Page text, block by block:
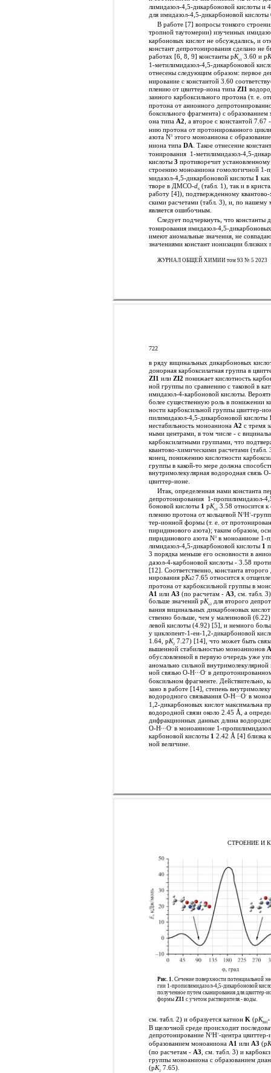
лимидазол-4,5-дикарбоновой кислоты и
для имидазол-4,5-дикарбоновой кислоты
В работе [7] вопросы тонкого
тропной таутомерии) изученных
карбоновых кислот не обсуждались, и
констант депротонирования сделано не
работах [6, 8, 9] константы pKa1 3.60 и pK
1-метилимидазол-4,5-дикарбоновой
отнесены следующим образом: первое
нирование с константой 3.60
плению от цвиттер-иона типа ZI1
занного карбоксильного протона (т. е.
протона от анионного
боксильного фрагмента) с
она типа А2 , а второе с константой 7.67
нию протона от протонированного
азота N3этого моноаниона с
ниона типа DA . Такое отнесение
тонирования
1-метилимидазол-4,5-
кислоты 3 противоречит
строению моноаниона гомологичной 1-
мидазол-4,5-дикарбоновой кислоты 1
творе в ДМСО-d6 (табл. 1), так и в
работу [4]), подтвержденному
скими расчетами (табл. 3), и, по нашему
является ошибочным.
Следует подчеркнуть, что константы
тонирования имидазол-4,5-
имеют аномальные значения, не
значениями констант ионизации близких
ЖУРНАЛ ОБЩЕЙ ХИМИИ том 93 № 5 2023
722
в ряду вицинальных дикарбоновых
донорная карбоксилатная группа в
ZI1 или ZI2 понижает кислотность
ной группы по сравнению с таковой в
имидазол-4-карбоновой кислоты.
более существенную роль в понижении
ности карбоксильной группы цвиттер-
пилимидазол-4,5-дикарбоновой кислоты
нестабильность моноаниона А2 с тремя
ными центрами, в том числе - с
карбоксилатными группами, что
квантово-химическими расчетами (табл.
конец, понижению кислотности
группы в какой-то мере должна
внутримолекулярная водородная связь O-
цвиттер-ионе.
Итак, определенная нами константа
депротонирования
1-пропилимидазол-
боновой кислоты 1 pKa1 3.58 относится к
плению протона от кольцевой N3H+-
тер-ионной формы (т. е. от
пиридинового азота); таким образом,
пиридинового азота N3в моноанионе 1-
лимидазол-4,5-дикарбоновой кислоты 1
3 порядка меньше его основности в
дазол-4-карбоновой кислоты - 3.58
[12]. Соответственно, константа второго
нирования pKa2 7.65 относится к
протона от карбоксильной группы в
А1 или А3 (по расчетам - А3 , см. табл.
больше значений pKa2
для второго
вания вицинальных дикарбоновых
ственно больше, чем у малеиновой
левой кислоты (4.92) [5], и немного
у циклопент-1-ен-1,2-дикарбоновой
1.64, pK2 7.27) [14], что может быть
вышенной стабильностью моноанионов
обусловленной в первую очередь уже
аномально сильной
ной связью O-H∙∙∙O-в
боксильном фрагменте. Действительно,
зано в работе [14], степень
водородного связывания O-H∙∙∙O-в
1,2-дикарбоновых кислот максимальна
водородной связи около 2.45 Å, а
дифракционных данных длина
O-H∙∙∙O-в моноанионе 1-
карбоновой кислоты 1 2.42 Å [4] близка
ной величине.
СТРОЕНИЕ И
Рис. 1.Сечение поверхности потенциальной
гии 1-пропилимидазол-4,5-дикарбоновой
полученное путем сканирования для цвиттер-
формы ZI1 с учетом растворителя - воды.
см. табл. 2) и образуется катион K (pKBH+
В щелочной среде происходит
депротонирование N3H+-центра цвиттер-
образованием моноаниона А1 или А3 (pK
(по расчетам - А3 , см. табл. 3) и
группы моноаниона с образованием
(pK2 7.65).